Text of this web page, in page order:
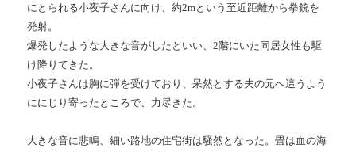
にとられる小夜子さんに向け、約2mという至近距離から拳銃を
発射。
爆発したような大きな音がしたといい、2階にいた同居女性も駆
け降りてきた。
小夜子さんは胸に弾を受けており、呆然とする夫の元へ這うよう
ににじり寄ったところで、力尽きた。
大きな音に悲鳴、細い路地の住宅街は騒然となった。畳は血の海